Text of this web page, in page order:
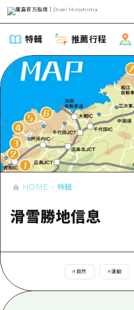
特輯 推薦行程
特輯
列表
推薦
藝術
美食·酒水
購物
推薦行程
列表
Dive!
廣島隨意旅行
安芸
答對了
景點
廣島市內
答對了
美北
有用的信息
列表
HOME
HOME 特輯
滑雪勝地信息
# 自然 #運動